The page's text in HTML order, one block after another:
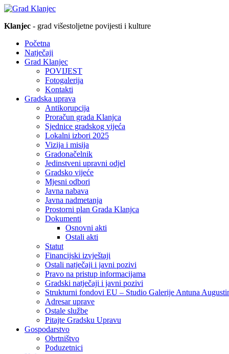
Klanjec - grad višestoljetne povijesti i kulture
Početna
Natječaji
Grad Klanjec
POVIJEST
Fotogalerija
Kontakti
Gradska uprava
Antikorupcija
Proračun grada Klanjca
Sjednice gradskog vijeća
Lokalni izbori 2025
Vizija i misija
Gradonačelnik
Jedinstveni upravni odjel
Gradsko vijeće
Mjesni odbori
Javna nabava
Javna nadmetanja
Prostorni plan Grada Klanjca
Dokumenti
Osnovni akti
Ostali akti
Statut
Financijski izvještaji
Ostali natječaji i javni pozivi
Pravo na pristup informacijama
Gradski natječaji i javni pozivi
Strukturni fondovi EU – Studio Galerije Antuna
Adresar uprave
Ostale službe
Pitajte Gradsku Upravu
Gospodarstvo
Obrtništvo
Poduzetnici